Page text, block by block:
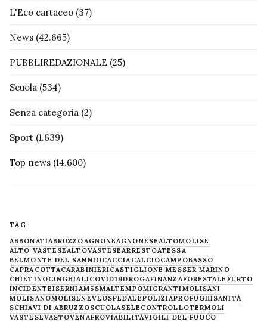
L'Eco cartaceo (37)
News (42.665)
PUBBLIREDAZIONALE (25)
Scuola (534)
Senza categoria (2)
Sport (1.639)
Top news (14.600)
TAG
ABBONATIABRUZZOAGNONEAGNONESEALTOMOLISE
ALTO VASTESEALTOVASTESEARRESTOATESSA
BELMONTE DEL SANNIOCACCIACALCIOCAMPOBASSO
CAPRACOTTACARABINIERICASTIGLIONE MESSER MARINO
CHIETINOCINGHIALICOVID19DROGAFINANZAFORESTALE FURTO
INCIDENTEISERNIAM5SMALTEMPOMIGRANTIMOLISANI
MOLISANOMOLISENEVE OSPEDALEPOLIZIAPROFUGHISANITÀ
SCHIAVI DI ABRUZZOSCUOLASELECONTROLLOTERMOLI
VASTESEVASTOVENAFROVIABILITÀVIGILI DEL FUOCO